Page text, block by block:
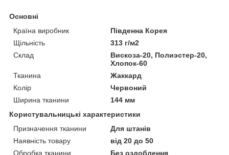
Основні
Країна виробник
Південна Корея
Щільність
313 г/м2
Склад
Вискоза-20, Полиэстер-20,
Хлопок-60
Тканина
Жаккард
Колір
Червоний
Ширина тканини
144 мм
Користувальницькі характеристики
Призначення тканини
Для штанів
Наявність товару
від 20 до 50
Обробка тканини
Без оздоблення